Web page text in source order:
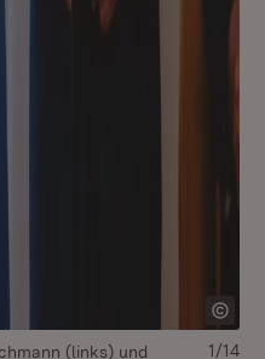
(links) und
1/14